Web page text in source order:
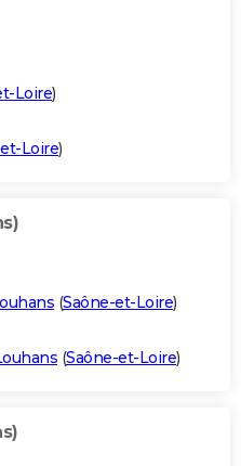
Loire)
Loire)
(Saône-et-Loire)
(Saône-et-Loire)